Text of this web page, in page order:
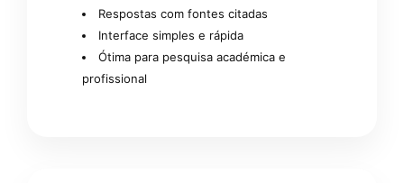
Respostas com fontes citadas
Interface simples e rápida
Ótima para pesquisa académica e
profissional